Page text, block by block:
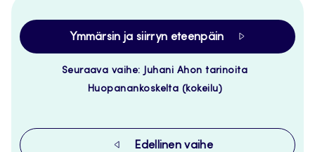
Ymmärsin ja siirryn eteenpäin
Seuraava vaihe: Juhani Ahon tarinoita
Huopanankoskelta (kokeilu)
Edellinen vaihe